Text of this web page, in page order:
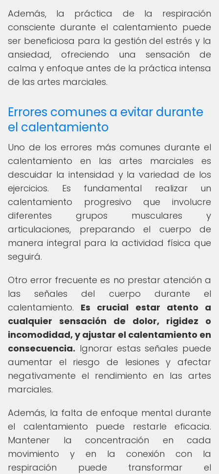
Además, la práctica de la respiración
consciente durante el calentamiento puede
ser beneficiosa para la gestión del estrés y la
ansiedad, ofreciendo una sensación de
calma y enfoque antes de la práctica intensa
de las artes marciales.
Errores comunes a evitar durante
el calentamiento
Uno de los errores más comunes durante el
calentamiento en las artes marciales es
descuidar la intensidad y la variedad de los
ejercicios. Es fundamental realizar un
calentamiento progresivo que involucre
diferentes grupos musculares y
articulaciones, preparando el cuerpo de
manera integral para la actividad física que
seguirá.
Otro error frecuente es no prestar atención a
las señales del cuerpo durante el
calentamiento. Es crucial estar atento a
cualquier sensación de dolor, rigidez o
incomodidad, y ajustar el calentamiento en
consecuencia. Ignorar estas señales puede
aumentar el riesgo de lesiones y afectar
negativamente el rendimiento en las artes
marciales.
Además, la falta de enfoque mental durante
el calentamiento puede restarle eficacia.
Mantener la concentración en cada
movimiento y en la conexión con la
respiración puede transformar el